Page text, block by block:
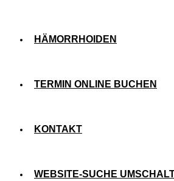
HÄMORRHOIDEN
TERMIN ONLINE BUCHEN
KONTAKT
WEBSITE-SUCHE